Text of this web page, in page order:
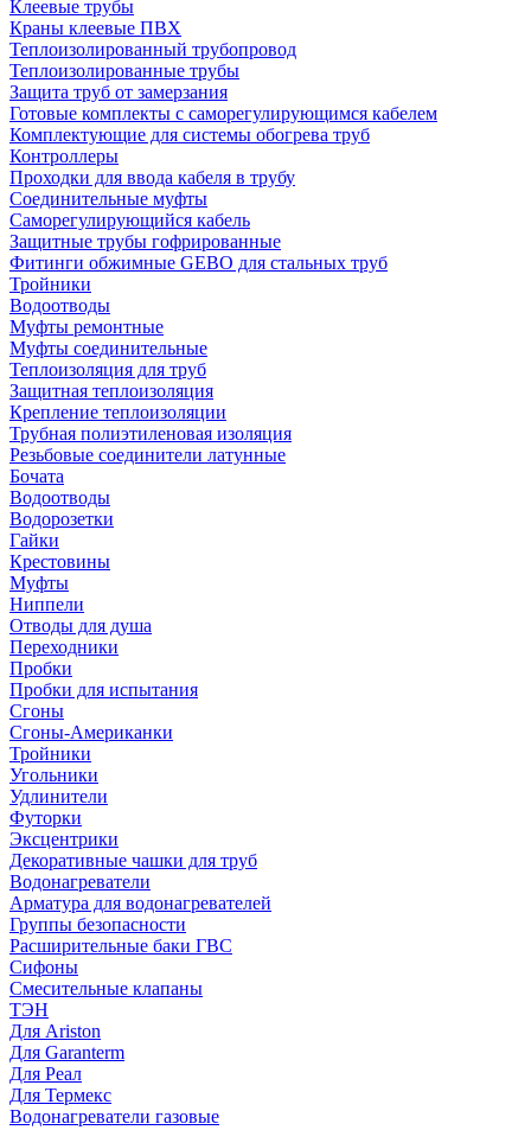
Клеевые трубы
Краны клеевые ПВХ
Теплоизолированный трубопровод
Теплоизолированные трубы
Защита труб от замерзания
Готовые комплекты с саморегулирующимся кабелем
Комплектующие для системы обогрева труб
Контроллеры
Проходки для ввода кабеля в трубу
Соединительные муфты
Саморегулирующийся кабель
Защитные трубы гофрированные
Фитинги обжимные GEBO для стальных труб
Тройники
Водоотводы
Муфты ремонтные
Муфты соединительные
Теплоизоляция для труб
Защитная теплоизоляция
Крепление теплоизоляции
Трубная полиэтиленовая изоляция
Резьбовые соединители латунные
Бочата
Водоотводы
Водорозетки
Гайки
Крестовины
Муфты
Ниппели
Отводы для душа
Переходники
Пробки
Пробки для испытания
Сгоны
Сгоны-Американки
Тройники
Угольники
Удлинители
Футорки
Эксцентрики
Декоративные чашки для труб
Водонагреватели
Арматура для водонагревателей
Группы безопасности
Расширительные баки ГВС
Сифоны
Смесительные клапаны
ТЭН
Для Ariston
Для Garanterm
Для Реал
Для Термекс
Водонагреватели газовые